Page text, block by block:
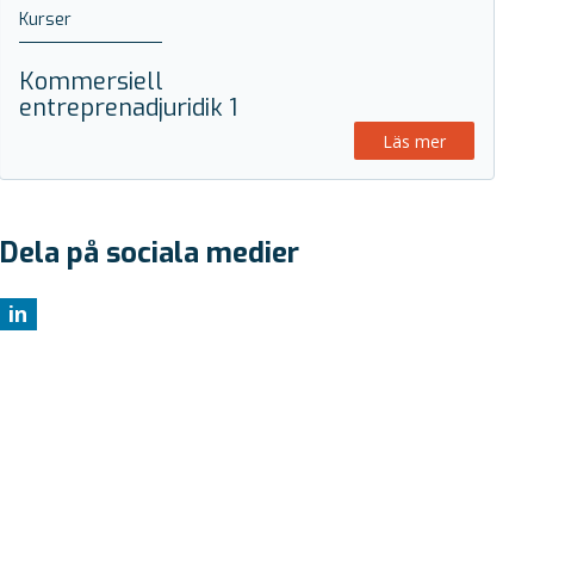
Kurser
Kommersiell
entreprenadjuridik 1
Läs mer
Dela på sociala medier
in